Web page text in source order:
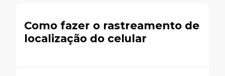
Como fazer o rastreamento de
localização do celular